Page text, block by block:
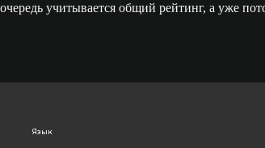
очередь учитывается общий рейтинг, а уже
Язык